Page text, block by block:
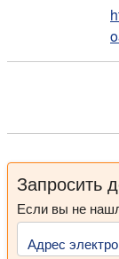
Запросить
Если вы не
Адрес